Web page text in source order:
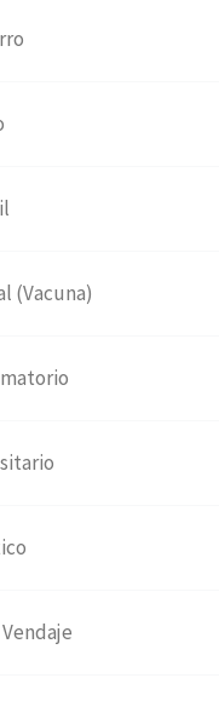
(Vacuna)